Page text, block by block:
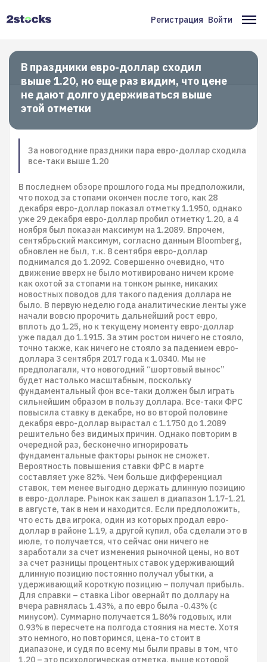
Меню
учётной
записи
пользователя
Регистрация Войти
В праздники евро-доллар сходил
выше 1.20, но еще раз видим, что цене
не дают долго удерживаться выше
этой отметки
За новогодние праздники пара евро-доллар сходила
все-таки выше 1.20
В последнем обзоре прошлого года мы предположили,
что поход за стопами окончен после того, как 28
декабря евро-доллар показал отметку 1.1950, однако
уже 29 декабря евро-доллар пробил отметку 1.20, а 4
ноября был показан максимум на 1.2089. Впрочем,
сентябрьский максимум, согласно данным Bloomberg,
обновлен не был, т.к. 8 сентября евро-доллар
поднимался до 1.2092. Совершенно очевидно, что
движение вверх не было мотивировано ничем кроме
как охотой за стопами на тонком рынке, никаких
новостных поводов для такого падения доллара не
было. В первую неделю года аналитические ленты уже
начали вовсю пророчить дальнейший рост евро,
вплоть до 1.25, но к текущему моменту евро-доллар
уже падал до 1.1915. За этим ростом ничего не стояло,
точно также, как ничего не стояло за падением евро-
доллара 3 сентября 2017 года к 1.0340. Мы не
предполагали, что новогодний “шортовый вынос”
будет настолько масштабным, поскольку
фундаментальный фон все-таки должен был играть
сильнейшим образом в пользу доллара. Все-таки ФРС
повысила ставку в декабре, но во второй половине
декабря евро-доллар вырастал с 1.1750 до 1.2089
решительно без видимых причин. Однако повторим в
очередной раз, бесконечно игнорировать
фундаментальные факторы рынок не сможет.
Вероятность повышения ставки ФРС в марте
составляет уже 82%. Чем больше дифференциал
ставок, тем менее выгодно держать длинную позицию
в евро-долларе. Рынок как зашел в диапазон 1.17-1.21
в августе, так в нем и находится. Если предположить,
что есть два игрока, один из которых продал евро-
доллар в районе 1.19, а другой купил, оба сделали это в
июле, то получается, что сейчас они ничего не
заработали за счет изменения рыночной цены, но вот
за счет разницы процентных ставок удерживающий
длинную позицию постоянно получал убытки, а
удерживающий короткую позицию – получал прибыль.
Для справки – ставка Libor овернайт по доллару на
вчера равнялась 1.43%, а по евро была -0.43% (с
минусом). Суммарно получается 1.86% годовых, или
0.93% в пересчете на полгода стояния на месте. Хотя
это немного, но повторимся, цена-то стоит в
диапазоне, и судя по всему мы были правы в том, что
1.20 – это психологическая отметка, выше которой